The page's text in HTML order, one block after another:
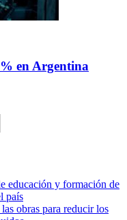
en Argentina
educación y formación de
país
obras para reducir los